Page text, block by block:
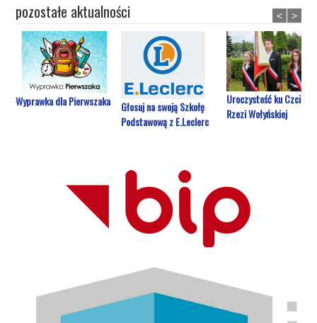
pozostałe aktualności
Wyprawka dla Pierwszaka
Głosuj na swoją Szkołę
Podstawową z E.Leclerc
Uroczystość ku Czci
Rzezi Wołyńskiej
< >